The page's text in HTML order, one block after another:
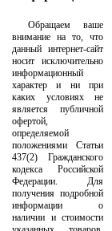
Обращаем ваше
внимание на то, что
данный интернет-сайт
носит исключительно
информационный
характер и ни при
каких условиях не
является публичной
офертой,
определяемой
положениями Статьи
437(2) Гражданского
кодекса Российской
Федерации. Для
получения подробной
информации о
наличии и стоимости